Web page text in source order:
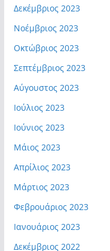
Δεκέμβριος 2023
Νοέμβριος 2023
Οκτώβριος 2023
Σεπτέμβριος 2023
Αύγουστος 2023
Ιούλιος 2023
Ιούνιος 2023
Μάιος 2023
Απρίλιος 2023
Μάρτιος 2023
Φεβρουάριος 2023
Ιανουάριος 2023
Δεκέμβριος 2022